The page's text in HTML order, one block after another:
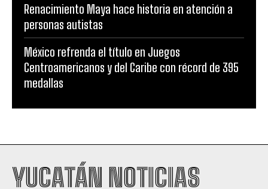
Renacimiento Maya hace historia en atención a
personas autistas
México refrenda el título en Juegos
Centroamericanos y del Caribe con récord de 395
medallas
YUCATÁN NOTICIAS